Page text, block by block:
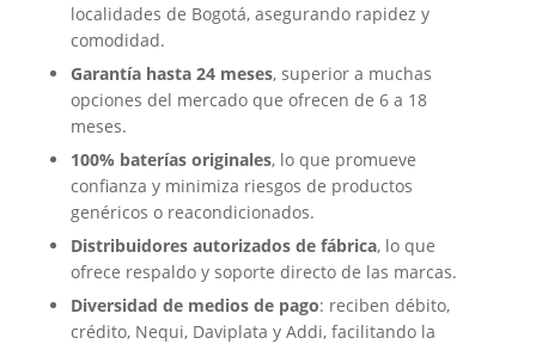
localidades de Bogotá, asegurando rapidez y
comodidad.
Garantía hasta 24 meses, superior a muchas
opciones del mercado que ofrecen de 6 a 18
meses.
100% baterías originales, lo que promueve
confianza y minimiza riesgos de productos
genéricos o reacondicionados.
Distribuidores autorizados de fábrica, lo que
ofrece respaldo y soporte directo de las marcas.
Diversidad de medios de pago: reciben débito,
crédito, Nequi, Daviplata y Addi, facilitando la